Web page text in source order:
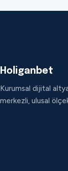
Holiganbet
Kurumsal dijital
merkezli, ulusal